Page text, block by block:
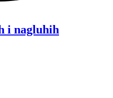
i nagluhih